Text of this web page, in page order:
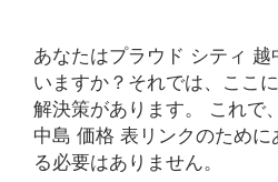
あなたはプラウド シティ
いますか？それでは、ここ
解決策があります。 これで
中島 価格 表リンクのため
る必要はありません。